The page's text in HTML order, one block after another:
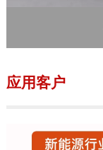
应用客户